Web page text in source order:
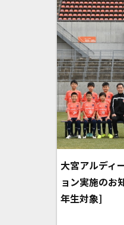
大宮アルディ
ョン実施のお
年生対象]